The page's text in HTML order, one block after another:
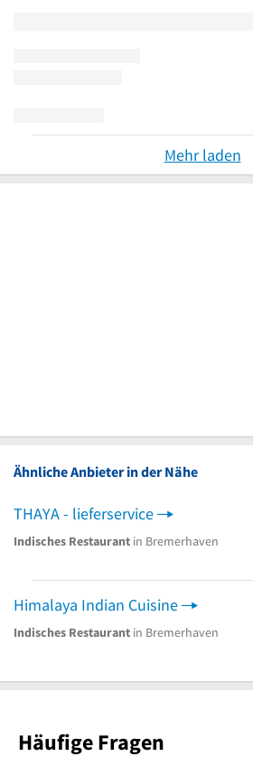
Mehr laden
Ähnliche Anbieter in der Nähe
THAYA - lieferservice
Indisches Restaurant in Bremerhaven
Himalaya Indian Cuisine
Indisches Restaurant in Bremerhaven
Häufige Fragen